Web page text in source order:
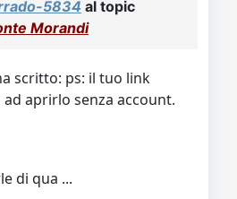
5834 al topic
Morandi
scritto: ps: il tuo link
aprirlo senza account.
di qua ...